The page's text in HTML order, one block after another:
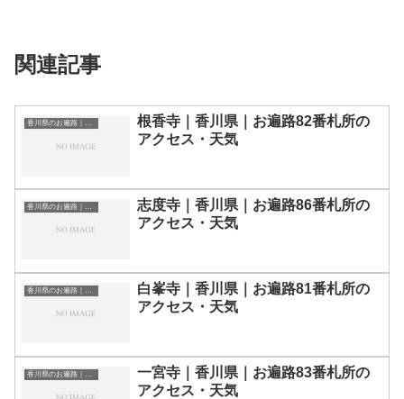
関連記事
香川県のお遍路｜お寺一覧
根香寺｜香川県｜お遍路82番札所の
アクセス・天気
香川県のお遍路｜お寺一覧
志度寺｜香川県｜お遍路86番札所の
アクセス・天気
白峯寺｜香川県｜お遍路81番札所の
アクセス・天気
一宮寺｜香川県｜お遍路83番札所の
アクセス・天気